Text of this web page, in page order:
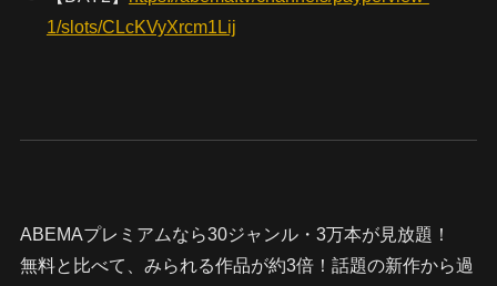
1/slots/CLcKVyXrcm1Lij
ABEMAプレミアムなら30ジャンル・3万本が見放題！
無料と比べて、みられる作品が約3倍！話題の新作から過